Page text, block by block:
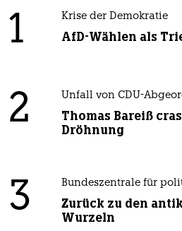
1 Krise der Demokratie
AfD-Wählen als
2 Unfall von CDU-
Thomas Bareiß
Dröhnung
3 Bundeszentrale für
Zurück zu den
Wurzeln